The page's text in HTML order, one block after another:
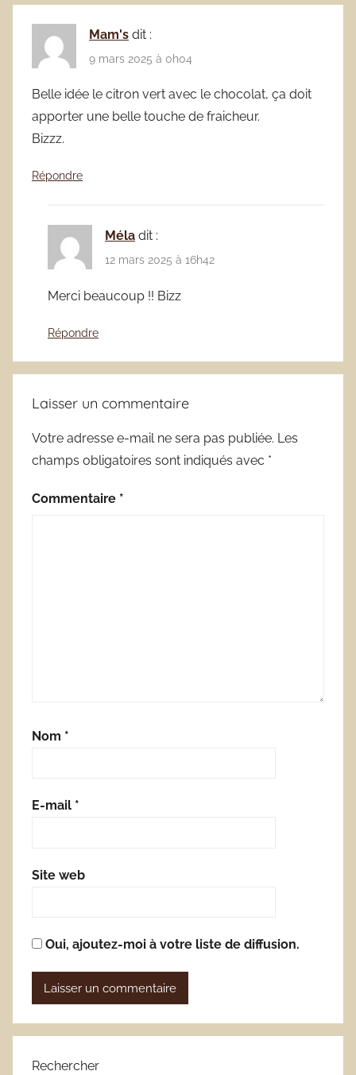
Mam's dit :
9 mars 2025 à 0h04
Belle idée le citron vert avec le chocolat, ça doit
apporter une belle touche de fraicheur.
Bizzz.
Répondre
Méla dit :
12 mars 2025 à 16h42
Merci beaucoup !! Bizz
Répondre
Laisser un commentaire
Votre adresse e-mail ne sera pas publiée. Les
champs obligatoires sont indiqués avec *
Commentaire *
Nom *
E-mail *
Site web
Oui, ajoutez-moi à votre liste de diffusion.
Rechercher